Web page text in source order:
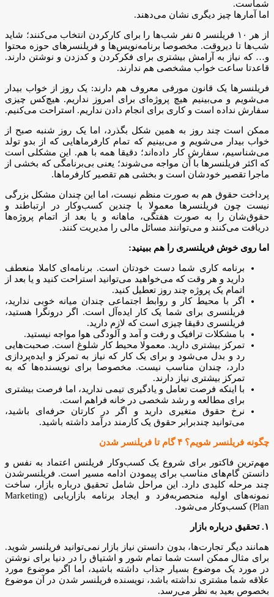
شماست.
اما آمارها چیز دیگری نشان می‌دهند.
از هر ۱۰ فریلنسر ۵ نفر شب‌ها را برای کار‌کردن انتخاب می‌کنند؛ شاید
شب‌ها تا دیروقت. مخصوصا برنامه‌نویس‌ها و فریلنسرهای حوزه محتوا
و… که نیاز به آرامش بیشتری برای فکر‌کردن و کد‌زدن و نوشتن دارند.
قاعدتا ساعت خواب مشخصی هم ندارند.
فریلنسرها یک قانون مورفی معروف هم دارند: یک روز از خواب بیدار
می‌شویم و می‌بینیم هیچ پروژه‌ای برای امروز نداریم. هیچ‌کس چیزی
سفارش نداده است و کاری برای انجام دادن نداریم. استراحت می‌کنیم.
ممکن است چند روز به همین شکل بگذرد، اما یک روز شنبه صبح از
خواب بیدار می‌شویم و می‌بینیم که تمام کارفرماهایی که از بدو تولد
می‌شناسیم، سفارش کار داده‌اند؛ دقیقا همه با هم. این مشکلی است
که اکثر فریلنسرها با آن مواجه می‌شوند؛ یعنی بی‌برنامگی که بخشی از
ماجرا تقصیر خودشان است و بخشی هم تقصیر کارفرماها.
پرداخت حقوق هم به صورت منظم نیست، اما این چندان مشکل بزرگی
نیست چون فریلنسرها معمولا با چندین کسب‌و‌کار در ارتباطند و
حقوق‌شان را به صورت هفتگی، ماهانه و یا بعد از اتمام پروژه‌ها
‌دریافت می‌کنند و می‌توانند مسائل مالی را مدیریت کنند.
اما روی خوش فریلنسری را هم ببینید:
برنامه‌ کاری شما دست خودتان است. برنامه‌ای کاملا منعطف
دارید و هر وقت که می‌خواهید می‌توانید استراحت کنید و یا بعد از
اتمام یک پروژه چند روز تعطیل کنید.
اگر با محیط کار و روابط اجتماعی چندان میانه‌‌ خوبی ندارید،
فریلنسری برای شما یک کار ایده‌آل است. اگر درونگرا هستید،
فریلنسری دقیقا چیزی است که لازم دارید.
با مشکلات ترافیک و رفت و آمد و آلودگی هوا مواجه نیستید.
تمرکز بیشتری دارید. معمولا محیط کار شلوغ است. صحبت‌هایی
رد و بدل می‌شود و برای یک کار که نیاز به تمرکز و ایده‌پردازی
دارد، چندان مناسب نیست. مخصوصا برای نویسنده‌ها که به
تمرکز بیشتری نیاز دارند.
با اینکه فرصت تعامل و یادگیری تیمی ندارید، اما فرصت بیشتری
برای مطالعه و رشد شخصی در خانه فراهم است.
نرخ حقوق متغیری دارید و اگر در کارتان حرفه‌ای باشید،
می‌توانید چند‌برابر حقوق یک کارمند درآمد داشته باشید.
چگونه فریلنسر شویم؟ ۴ گام تا فریلنسر شدن
مهم‌ترین فاکتور برای شروع یک کسب‌وکار فریلنس اعتماد به نفس و
دانستن گام‌های مناسب برای پیمودن ادامه مسیر است. فریلنسر‌شدن
چند مرحله کلیدی دارد. این مراحل شامل‌ تحقیق درباره بازار، ساخت
نمونه‌های اولیه منحصربه‌فرد و ایجاد برنامه بازاریابی (Marketing
Plan) کسب‌وکار می‌شود.
۱. تحقیق درباره بازار
همانند دیگر تجارت‌ها، بدون دانستن نیاز بازار نمی‌توانید فریلنسر شوید.
برای مثال ممکن است شما تمام شور و اشتیاق را در دنیا برای نوشتن
در مورد یک موضوع بسیار جذاب داشته باشید، اما اگر موضوع مورد
علاقه شما مشتری نداشته باشد، نویسنده فریلنسر‌ شدن در آن موضوع
بخصوص بعید به نظر می‌رسد.